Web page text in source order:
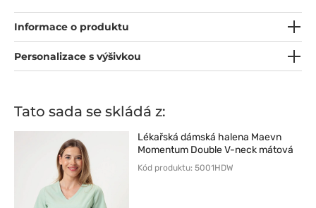
Informace o produktu
Personalizace s výšivkou
Tato sada se skládá z:
Lékařská dámská halena Maevn
Momentum Double V-neck mátová
Kód produktu: 5001HDW